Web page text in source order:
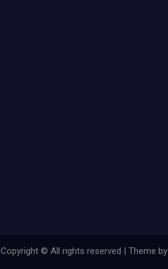
Copyright © All rights reserved | Theme by